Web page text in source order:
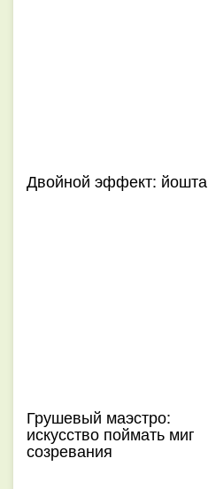
Двойной эффект: йошта
Грушевый маэстро:
искусство поймать миг
созревания